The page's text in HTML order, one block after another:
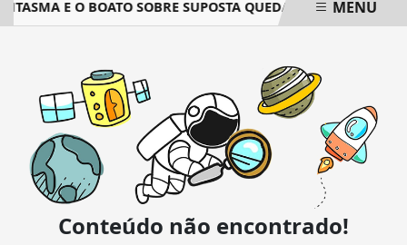
E O BOATO SOBRE SUPOSTA QUEDA DE AVIÃO COM
MENU
Conteúdo não encontrado!